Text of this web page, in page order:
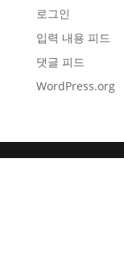
로그인
입력 내용 피드
댓글 피드
WordPress.org